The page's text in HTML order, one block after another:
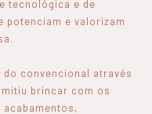
tecnológica e de
potenciam e valorizam
convencional através
brincar com os